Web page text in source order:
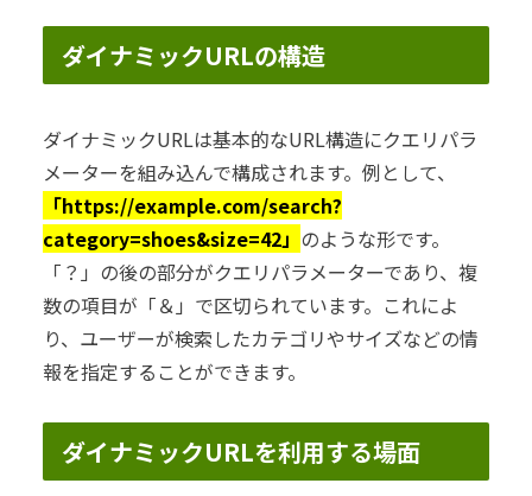
ダイナミックURLの構造
ダイナミックURLは基本的なURL構造にクエリパラ
メーターを組み込んで構成されます。例として、
「https://example.com/search?
category=shoes&size=42」 のような形です。
「？」の後の部分がクエリパラメーターであり、複
数の項目が「＆」で区切られています。これによ
り、ユーザーが検索したカテゴリやサイズなどの情
報を指定することができます。
ダイナミックURLを利用する場面